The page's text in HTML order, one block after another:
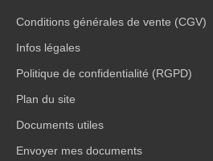
Conditions générales de vente (CGV)
Infos légales
Politique de confidentialité (RGPD)
Plan du site
Documents utiles
Envoyer mes documents